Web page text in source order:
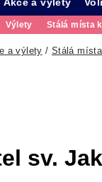
Výlety Stálá místa
a výlety / Stálá
sv.